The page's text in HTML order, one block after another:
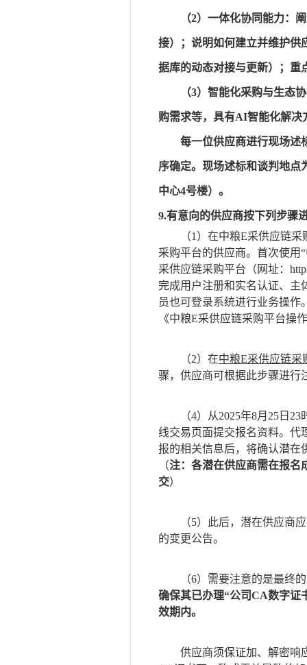
（2） 一体化协同能力：
接）；说明如何建立并维护供
据库的动态对接与更新）；重
（3） 智能化采购与生态
购需求等，具有AI智能化解决
每一位供应商进行现场述
序确定。现场述标和谈判地点
中心4号楼）。
9.有意向的供应商按下列步骤
（1）在中粮E采供应链采
采购平台的供应商。首次使用
采供应链采购平台（网址：
完成用户注册和实名认证、主
员也可登录系统进行业务操作
《中粮E采供应链采购平台操
（2） 在中粮E采供应链采
骤，供应商可根据此步骤进行
（4） 从2025年8月 25 日 23
线交易页面提交报名资料。代
报的相关信息后，将确认潜在
（注：各潜在供应商需在报名
交）
（5）此后，潜在供应商
的变更公告。
（6）需要注意的是最终
确保其已办理“公司CA数字证
效期内。
供应商须保证加、解密响